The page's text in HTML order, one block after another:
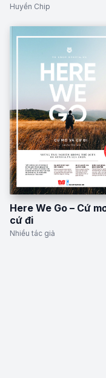
Huyền Chip
Here We Go – Cứ
cứ đi
Nhiều tác giả